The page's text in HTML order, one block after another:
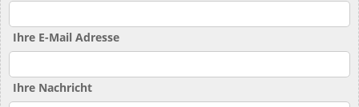
Ihre E-Mail Adresse
Ihre Nachricht